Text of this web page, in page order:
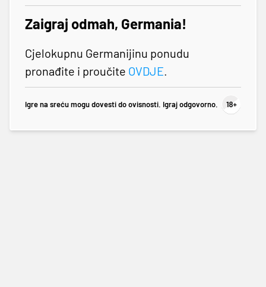
Zaigraj odmah, Germania!
Cjelokupnu Germanijinu ponudu
pronađite i proučite OVDJE.
Igre na sreću mogu dovesti do ovisnosti. Igraj odgovorno.